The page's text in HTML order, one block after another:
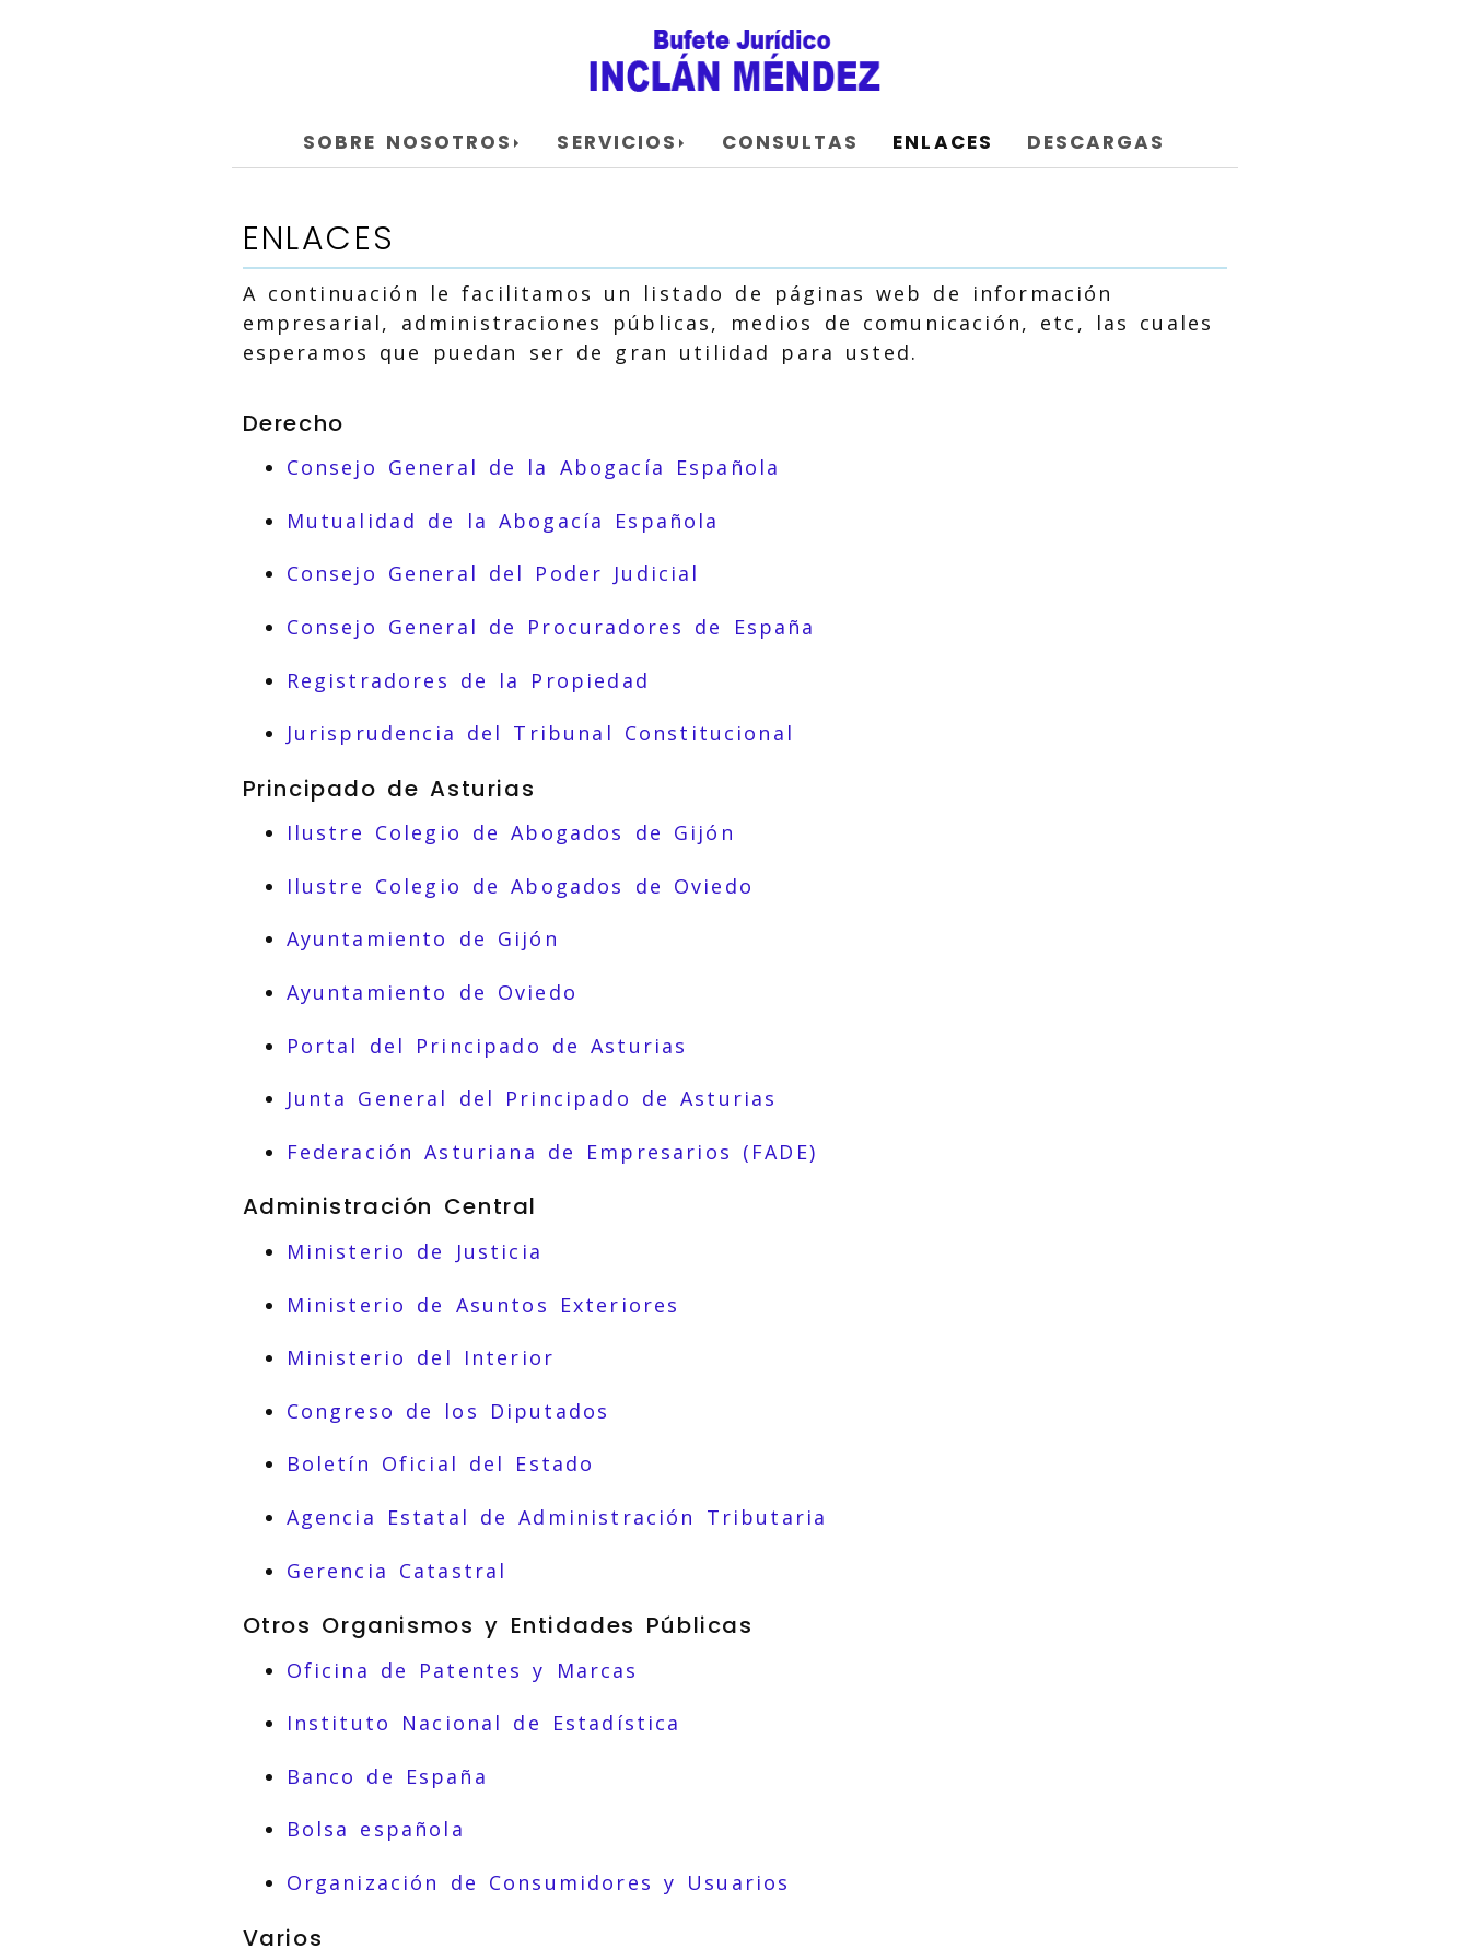
SOBRE NOSOTROS SERVICIOS CONSULTAS ENLACES DESCARGAS
ENLACES
A continuación le facilitamos un listado de páginas web de información
empresarial, administraciones públicas, medios de comunicación, etc, las cuales
esperamos que puedan ser de gran utilidad para usted.
Derecho
Consejo General de la Abogacía Española
Mutualidad de la Abogacía Española
Consejo General del Poder Judicial
Consejo General de Procuradores de España
Registradores de la Propiedad
Jurisprudencia del Tribunal Constitucional
Principado de Asturias
Ilustre Colegio de Abogados de Gijón
Ilustre Colegio de Abogados de Oviedo
Ayuntamiento de Gijón
Ayuntamiento de Oviedo
Portal del Principado de Asturias
Junta General del Principado de Asturias
Federación Asturiana de Empresarios (FADE)
Administración Central
Ministerio de Justicia
Ministerio de Asuntos Exteriores
Ministerio del Interior
Congreso de los Diputados
Boletín Oficial del Estado
Agencia Estatal de Administración Tributaria
Gerencia Catastral
Otros Organismos y Entidades Públicas
Oficina de Patentes y Marcas
Instituto Nacional de Estadística
Banco de España
Bolsa española
Organización de Consumidores y Usuarios
Varios